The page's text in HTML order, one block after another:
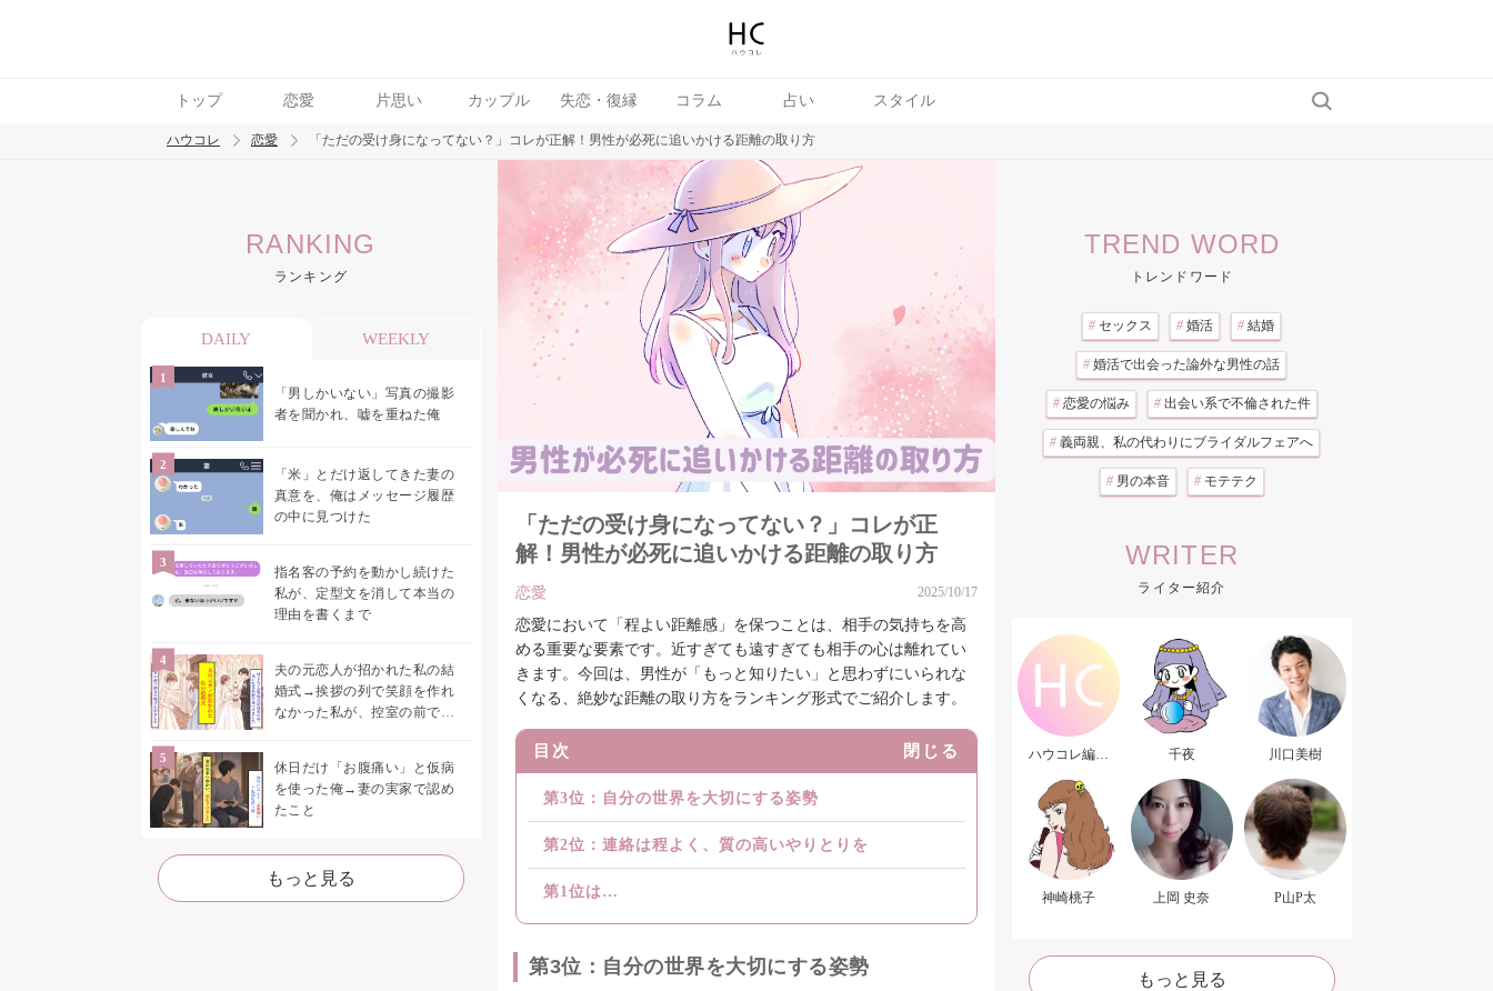
トップ 恋愛 片思い カップル 失恋・復縁 コラム 占い スタイル
トレンド ワード
ハウコレ 恋愛 「ただの受け身になってない？」コレが正解！男性が必死に追いかける距離の取り方
RANKING
ランキング
DAILY WEEKLY
「男しかいない」写真の撮影
者を聞かれ、嘘を重ねた俺
「米」とだけ返してきた妻の
真意を、俺はメッセージ履歴
の中に見つけた
指名客の予約を動かし続けた
私が、定型文を消して本当の
理由を書くまで
夫の元恋人が招かれた私の結
婚式→挨拶の列で笑顔を作れ
なかった私が、控室の前で彼
休日だけ「お腹痛い」と仮病
を使った俺→妻の実家で認め
たこと
もっと見る
「ただの受け身になってない？」コレが正
解！男性が必死に追いかける距離の取り方
恋愛 2025/10/17
恋愛において「程よい距離感」を保つことは、相手の気持ちを高
める重要な要素です。近すぎても遠すぎても相手の心は離れてい
きます。今回は、男性が「もっと知りたい」と思わずにいられな
くなる、絶妙な距離の取り方をランキング形式でご紹介します。
目次 閉じる
第3位：自分の世界を大切にする姿勢
第2位：連絡は程よく、質の高いやりとりを
第1位は…
第3位：自分の世界を大切にする姿勢
TREND WORD
トレンドワード
# セックス # 婚活 # 結婚
# 婚活で出会った論外な男性の話
# 恋愛の悩み # 出会い系で不倫された件
# 義両親、私の代わりにブライダルフェアへ
# 男の本音 # モテテク
WRITER
ライター紹介
ハウコレ編集
千夜 川口美樹
神崎桃子 上岡 史奈 P山P太
もっと見る